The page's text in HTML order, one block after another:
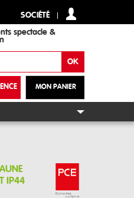
SOCIÉTÉ
spectacle &
MON PANIER
+
IP44